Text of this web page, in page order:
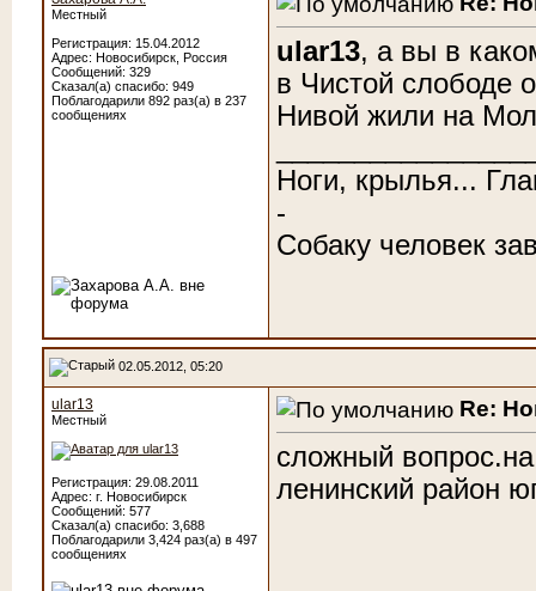
Местный
Регистрация: 15.04.2012
Адрес: Новосибирск, Россия
Сообщений: 329
Сказал(а) спасибо: 949
Поблагодарили 892 раз(а) в 237
сообщениях
ular13, а вы в
в Чистой слободе
Нивой жили на
Ноги, крылья...
-
Собаку человек
02.05.2012, 05:20
ular13
Местный
Регистрация: 29.08.2011
Адрес: г. Новосибирск
Сообщений: 577
Сказал(а) спасибо: 3,688
Поблагодарили 3,424 раз(а) в 497
сообщениях
Re:
сложный
ленинский район